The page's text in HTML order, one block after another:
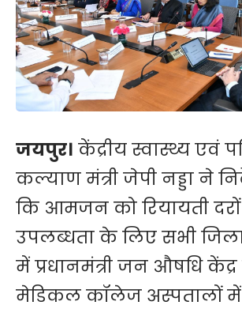
जयपुर। केंद्रीय स्वास्थ्य एवं
कल्याण मंत्री जेपी नड्डा ने
कि आमजन को रियायती
उपलब्धता के लिए सभी
में प्रधानमंत्री जन औषधि
मेडिकल कॉलेज अस्पतालों में